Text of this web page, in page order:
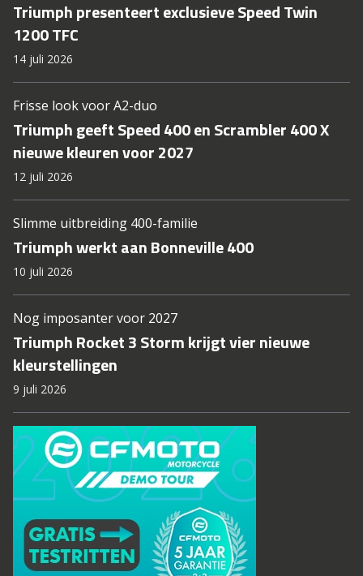
Triumph presenteert exclusieve Speed Twin
1200 TFC
14 juli 2026
Frisse look voor A2-duo
Triumph geeft Speed 400 en Scrambler 400 X
nieuwe kleuren voor 2027
12 juli 2026
Slimme uitbreiding 400-familie
Triumph werkt aan Bonneville 400
10 juli 2026
Nog imposanter voor 2027
Triumph Rocket 3 Storm krijgt vier nieuwe
kleurstellingen
9 juli 2026